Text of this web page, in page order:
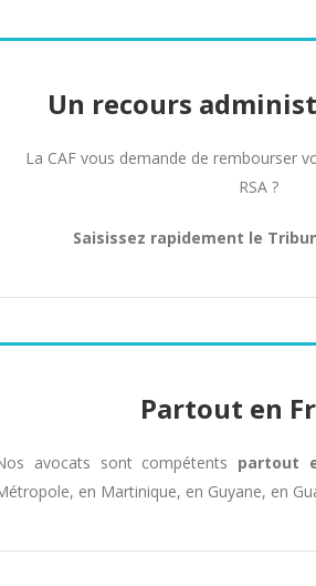
Un recours
La CAF vous demande de rembourser
RSA ?
Saisissez rapidement le
Partout en
avocats sont compétents partout
en Martinique, en Guyane, en